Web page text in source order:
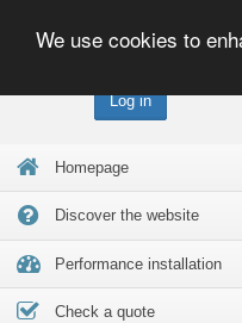
Log in
Homepage
Discover the website
Performance installation
Check a quote
We use cookies to